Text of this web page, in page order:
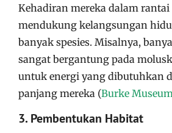
Kehadiran mereka dalam
mendukung kelangsungan
banyak spesies. Misalnya,
sangat bergantung pada
untuk energi yang dibutuhkan
panjang mereka​ (Burke Museum
3. Pembentukan Habitat